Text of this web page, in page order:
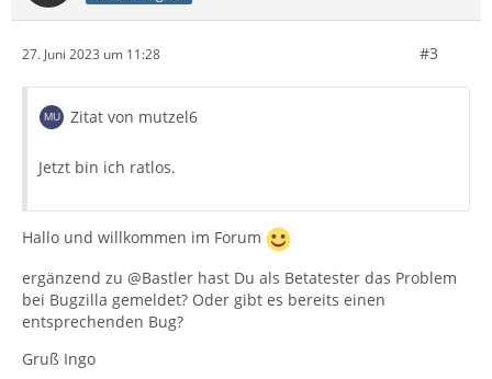
27. Juni 2023 um 11:28 #3
Zitat von mutzel6
Jetzt bin ich ratlos.
Hallo und willkommen im Forum
ergänzend zu @Bastler hast Du als Betatester das Problem
bei Bugzilla gemeldet? Oder gibt es bereits einen
entsprechenden Bug?
Gruß Ingo